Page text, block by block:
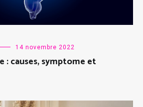
14 novembre 2022
: causes, symptome et